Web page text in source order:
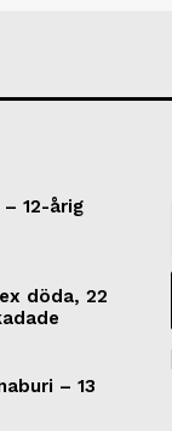
12-årig
döda, 22
– 13